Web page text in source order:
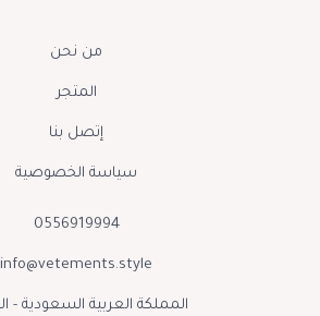
من نحن
المتجر
إتصل بنا
سياسة الخصوصية
0556919994
info@vetements.style
المملكة العربية السعودية -